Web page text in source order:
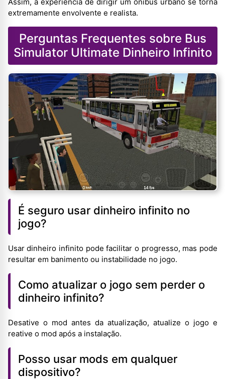
extremamente envolvente e realista.
Perguntas Frequentes sobre Bus
Simulator Ultimate Dinheiro Infinito
É seguro usar dinheiro infinito no
jogo?
Usar dinheiro infinito pode facilitar o progresso, mas pode
resultar em banimento ou instabilidade no jogo.
Como atualizar o jogo sem perder o
dinheiro infinito?
Desative o mod antes da atualização, atualize o jogo e
reative o mod após a instalação.
Posso usar mods em qualquer
dispositivo?